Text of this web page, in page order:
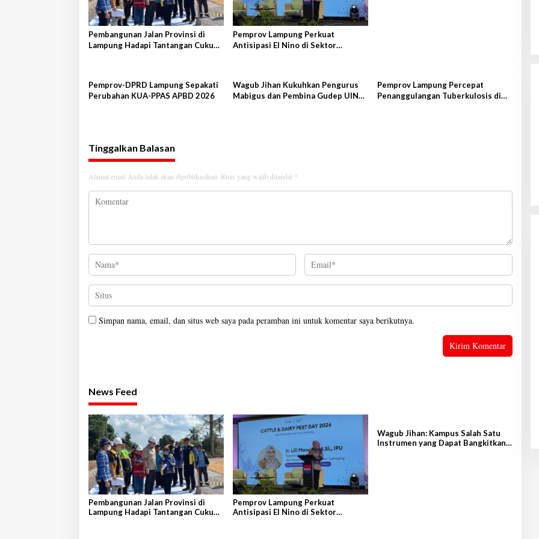
o
s
Pembangunan Jalan Provinsi di
Lampung Hadapi Tantangan Cukup
Pemprov Lampung Perkuat
Antisipasi El Nino di Sektor
Pemprov-DPRD Lampung Sepakati
Perubahan KUA-PPAS APBD 2026
Wagub Jihan Kukuhkan Pengurus
Mabigus dan Pembina Gudep UIN
Pemprov Lampung Percepat
Penanggulangan Tuberkulosis di
Tinggalkan Balasan
Alamat email Anda tidak akan dipublikasikan. Ruas yang wajib ditandai *
Simpan nama, email, dan situs web saya pada peramban ini untuk komentar saya berikutnya.
News Feed
Pembangunan Jalan Provinsi di
Lampung Hadapi Tantangan Cukup
Pemprov Lampung Perkuat
Antisipasi El Nino di Sektor
Wagub Jihan: Kampus Salah Satu
Instrumen yang Dapat Bangkitkan